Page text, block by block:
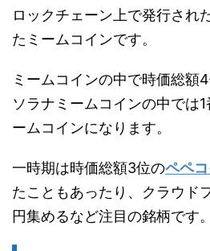
ロックチェーン上で発行され
たミームコインです。
ミームコインの中で時価総額
ソラナミームコインの中では
ームコインになります。
一時期は時価総額3位のペペコ
たこともあったり、クラウド
円集めるなど注目の銘柄です。